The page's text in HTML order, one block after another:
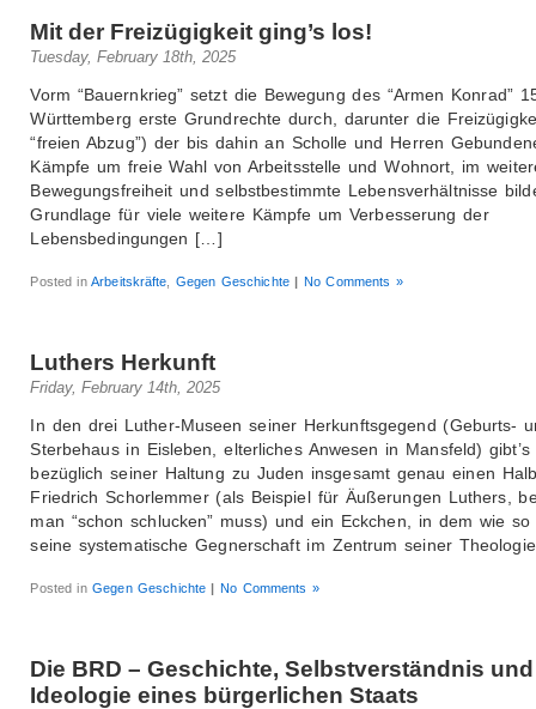
Mit der Freizügigkeit ging’s los!
Tuesday, February 18th, 2025
Vorm “Bauernkrieg” setzt die Bewegung des “Armen Konrad”
Württemberg erste Grundrechte durch, darunter die
“freien Abzug”) der bis dahin an Scholle und Herren
Kämpfe um freie Wahl von Arbeitsstelle und Wohnort, im
Bewegungsfreiheit und selbstbestimmte Lebensverhältnisse
Grundlage für viele weitere Kämpfe um Verbesserung der
Lebensbedingungen […]
Posted inArbeitskräfte Gegen Geschichte | No Comments »
Luthers Herkunft
Friday, February 14th, 2025
In den drei Luther-Museen seiner Herkunftsgegend (Geburts-
Sterbehaus in Eisleben, elterliches Anwesen in Mansfeld) gibt’s
bezüglich seiner Haltung zu Juden insgesamt genau einen
Friedrich Schorlemmer (als Beispiel für Äußerungen Luthers,
man “schon schlucken” muss) und ein Eckchen, in dem wie so
seine systematische Gegnerschaft im Zentrum seiner
Posted inGegen Geschichte | No Comments »
Die BRD – Geschichte, Selbstverständnis und
Ideologie eines bürgerlichen Staats